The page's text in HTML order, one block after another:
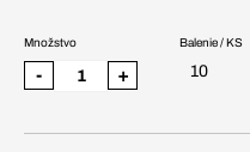
Balenie / KS
10
Množstvo
- +